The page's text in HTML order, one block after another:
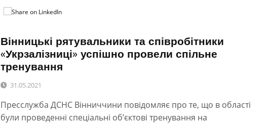
Вінницькі рятувальники та співробітники
«Укрзалізниці» успішно провели спільне
тренування
31.05.2021
Пресслужба ДСНС Вінниччини повідомляє про те, що в області
були проведенні спеціальні об’єктові тренування на